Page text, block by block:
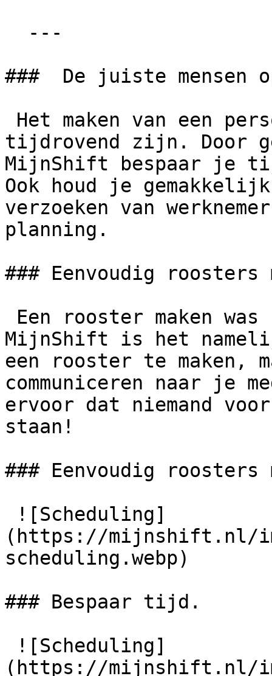
###  De juiste
tijdrovend zijn. Door
MijnShift bespaar je
Ook houd je
verzoeken van
planning.
### Eenvoudig roosters
MijnShift is het
een rooster te maken,
communiceren naar je
ervoor dat niemand
staan!
### Eenvoudig roosters
(https://mijnshift.nl/
scheduling.webp)
### Bespaar tijd.
(https://mijnshift.nl/